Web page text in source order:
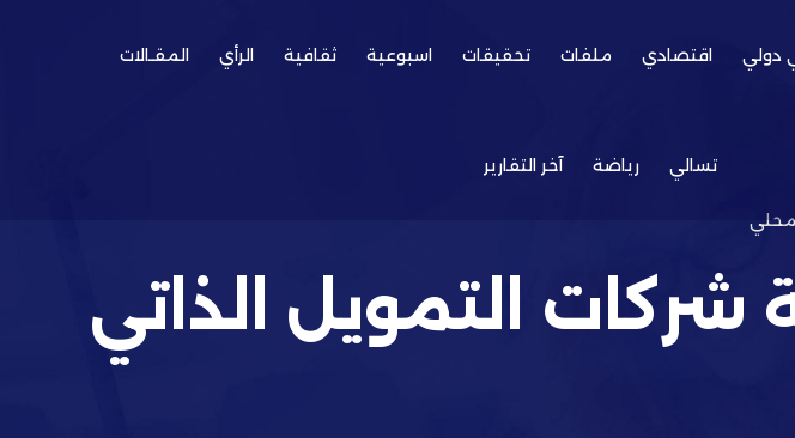
دولي اقتصادي ملفات تحقيقات اسبوعية ثقافية الرأي المقـالات
تسالي رياضة آخر التقارير
محلي
شركات التمويل الذاتي